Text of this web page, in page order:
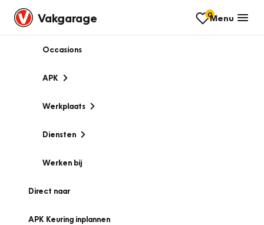
Vakgarage 0Menu
Occasions
APK
Werkplaats
Diensten
Werken bij
Direct naar
APK Keuring inplannen